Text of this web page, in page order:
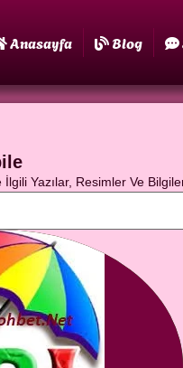
Anasayfa Blog
Yazılar, Resimler Ve